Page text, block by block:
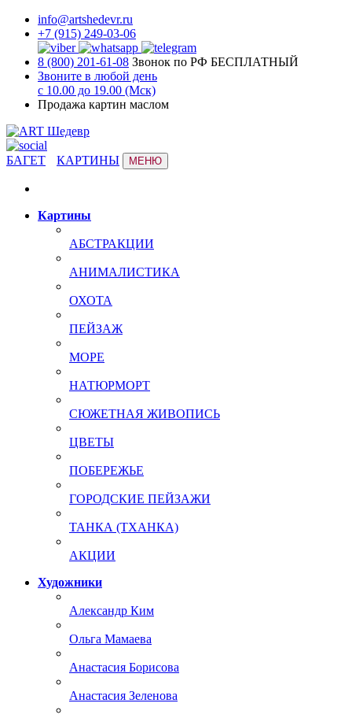
info@artshedevr.ru
+7 (915) 249-03-06
8 (800) 201-61-08 Звонок по РФ БЕСПЛАТНЫЙ
Звоните в любой день
с 10.00 до 19.00 (Мск)
Продажа картин маслом
БАГЕТ КАРТИНЫ МЕНЮ
Картины
АБСТРАКЦИИ
АНИМАЛИСТИКА
ОХОТА
ПЕЙЗАЖ
МОРЕ
НАТЮРМОРТ
СЮЖЕТНАЯ ЖИВОПИСЬ
ЦВЕТЫ
ПОБЕРЕЖЬЕ
ГОРОДСКИЕ ПЕЙЗАЖИ
ТАНКА (ТХАНКА)
АКЦИИ
Художники
Александр Ким
Ольга Мамаева
Анастасия Борисова
Анастасия Зеленова